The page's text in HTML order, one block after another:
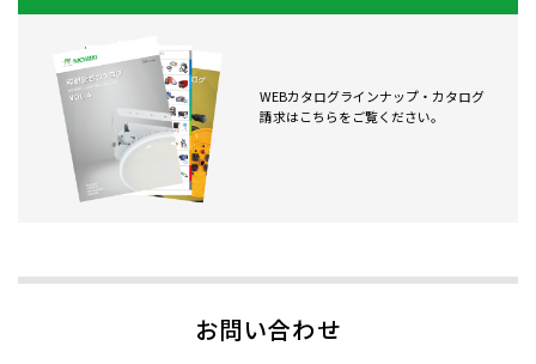
WEBカタログラインナップ・カタログ
請求はこちらをご覧ください。
お問い合わせ